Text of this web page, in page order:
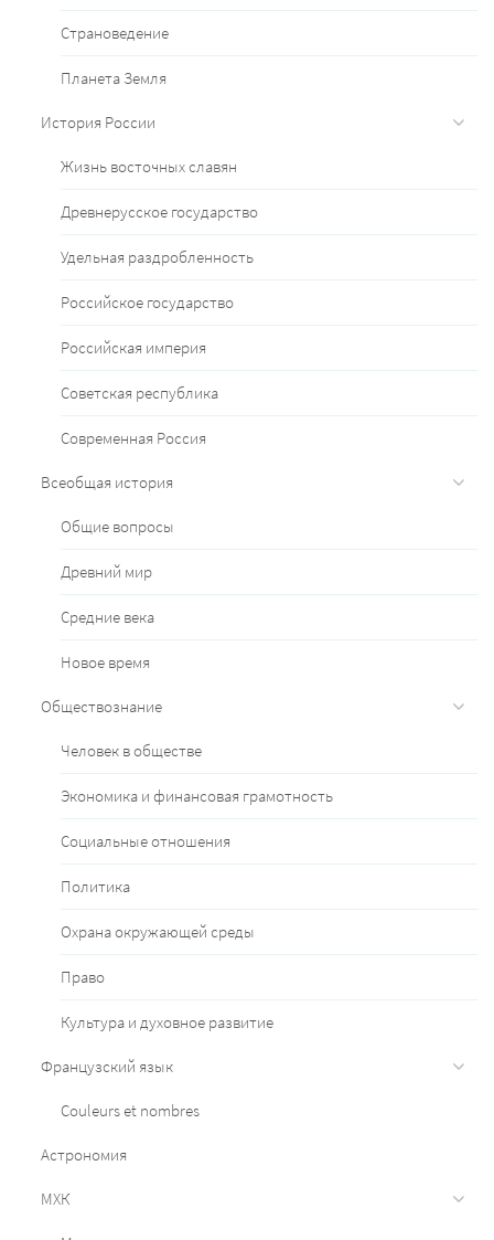
Страноведение
Планета Земля
История России
Жизнь восточных славян
Древнерусское государство
Удельная раздробленность
Российское государство
Российская империя
Советская республика
Современная Россия
Всеобщая история
Общие вопросы
Древний мир
Средние века
Новое время
Обществознание
Человек в обществе
Экономика и финансовая грамотность
Социальные отношения
Политика
Охрана окружающей среды
Право
Культура и духовное развитие
Французский язык
Couleurs et nombres
Астрономия
МХК